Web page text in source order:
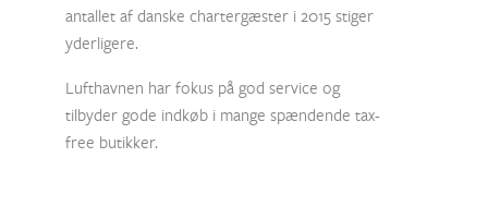
antallet af danske chartergæster i 2015 stiger
yderligere.
Lufthavnen har fokus på god service og
tilbyder gode indkøb i mange spændende tax-
free butikker.